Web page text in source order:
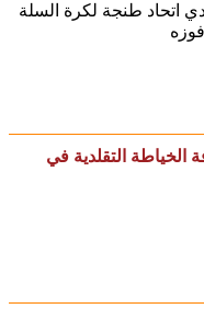
اتحاد طنجة لكرة السلة
الخياطة التقلدية في